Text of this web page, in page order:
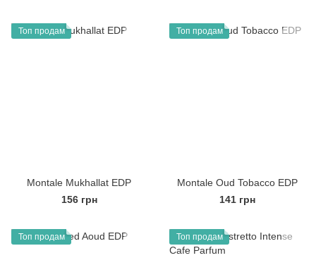
Топ продам
Montale Mukhallat EDP
156 грн
Топ продам
Montale Oud Tobacco EDP
141 грн
Топ продам Топ продам